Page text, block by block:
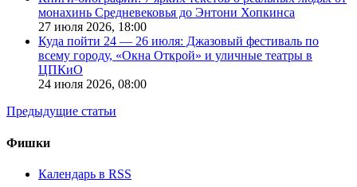
монахинь Средневековья до Энтони Хопкинса
27 июля 2026, 18:00
Куда пойти 24 — 26 июля: Джазовый фестиваль по
всему городу, «Окна Открой» и уличные театры в
ЦПКиО
24 июля 2026, 08:00
Предыдущие статьи
Фишки
Календарь в RSS